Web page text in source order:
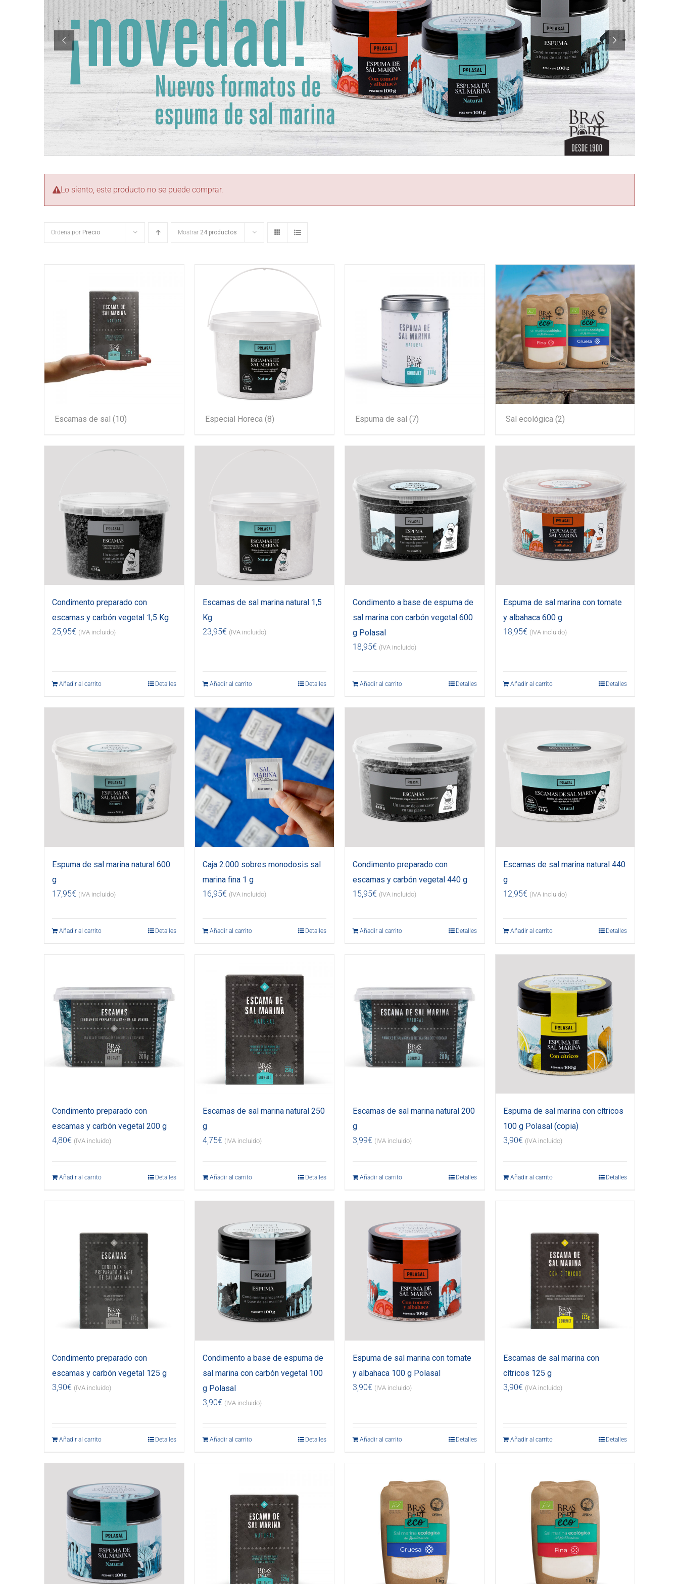
Lo siento, este producto no se puede comprar.
Ordena por Precio Mostrar 24 productos
Escamas de sal (10) Especial Horeca (8) Espuma de sal (7) Sal ecológica (2)
Condimento preparado con
escamas y carbón vegetal 1,5 Kg
25,95€ (IVA incluido)
Añadir al carrito Detalles
Escamas de sal marina natural 1,5
Kg
23,95€ (IVA incluido)
Añadir al carrito Detalles
Condimento a base de espuma de
sal marina con carbón vegetal 600
g Polasal
18,95€ (IVA incluido)
Añadir al carrito Detalles
Espuma de sal marina con tomate
y albahaca 600 g
18,95€ (IVA incluido)
Añadir al carrito Detalles
Espuma de sal marina natural 600
g
17,95€ (IVA incluido)
Añadir al carrito Detalles
Caja 2.000 sobres monodosis sal
marina fina 1 g
16,95€ (IVA incluido)
Añadir al carrito Detalles
Condimento preparado con
escamas y carbón vegetal 440 g
15,95€ (IVA incluido)
Añadir al carrito Detalles
Escamas de sal marina natural 440
g
12,95€ (IVA incluido)
Añadir al carrito Detalles
Condimento preparado con
escamas y carbón vegetal 200 g
4,80€ (IVA incluido)
Añadir al carrito Detalles
Escamas de sal marina natural 250
g
4,75€ (IVA incluido)
Añadir al carrito Detalles
Escamas de sal marina natural 200
g
3,99€ (IVA incluido)
Añadir al carrito Detalles
Espuma de sal marina con cítricos
100 g Polasal (copia)
3,90€ (IVA incluido)
Añadir al carrito Detalles
Condimento preparado con
escamas y carbón vegetal 125 g
3,90€ (IVA incluido)
Añadir al carrito Detalles
Condimento a base de espuma de
sal marina con carbón vegetal 100
g Polasal
3,90€ (IVA incluido)
Añadir al carrito Detalles
Espuma de sal marina con tomate
y albahaca 100 g Polasal
3,90€ (IVA incluido)
Añadir al carrito Detalles
Escamas de sal marina con
cítricos 125 g
3,90€ (IVA incluido)
Añadir al carrito Detalles